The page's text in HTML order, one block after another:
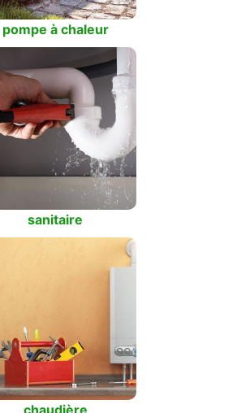
pompe à chaleur
sanitaire